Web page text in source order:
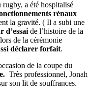
a été hospitalisé
rénaux
la gravité. ( Il a subi une
d’essai de l’histoire de la
de la cérémonie
déclarer forfait.
de la coupe du
Très professionnel, Jonah
son lit de souffrances.